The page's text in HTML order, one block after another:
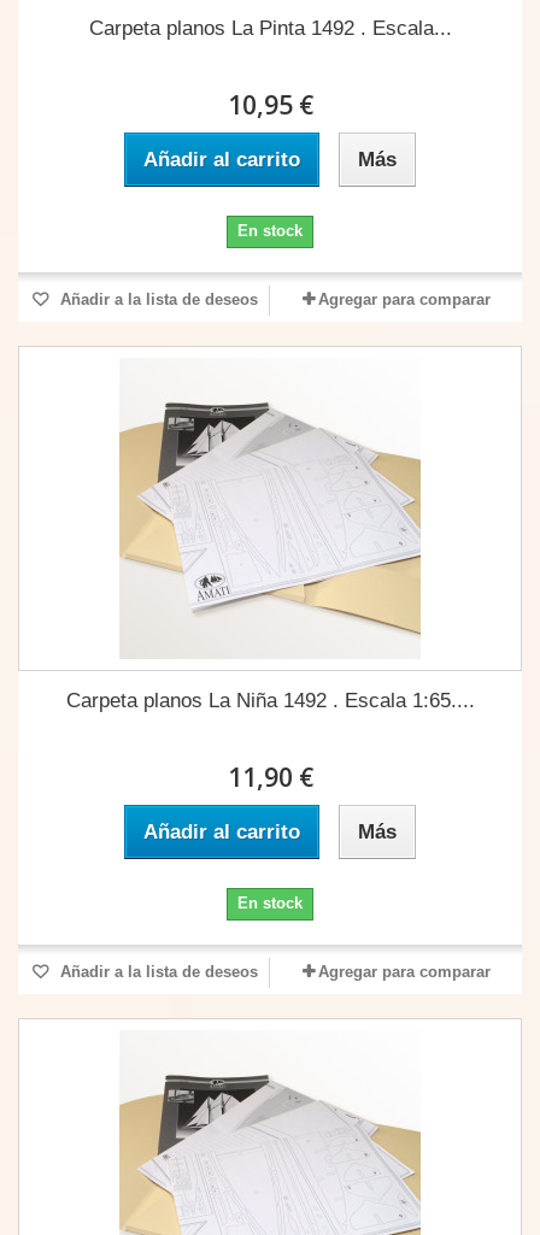
Carpeta planos La Pinta 1492 . Escala...
10,95 €
Añadir al carrito Más
En stock
Añadir a la lista de deseos Agregar para comparar
Carpeta planos La Niña 1492 . Escala 1:65....
11,90 €
Añadir al carrito Más
En stock
Añadir a la lista de deseos Agregar para comparar